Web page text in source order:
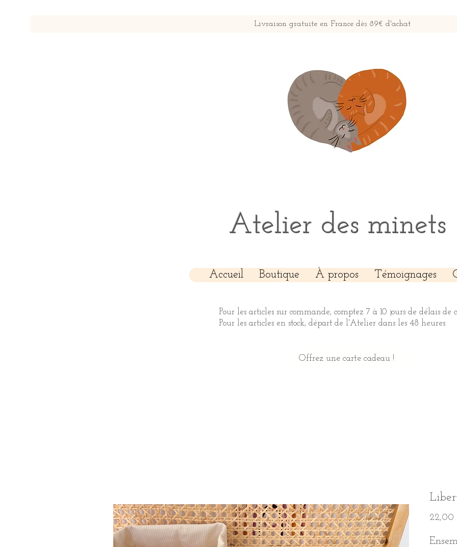
Livraison gratuite en France dès 89€ d'achat
Atelier des minets
Accueil Boutique À propos Témoignages
Pour les articles sur commande, comptez 7 à 10 jours de délais de
Pour les articles en stock, départ de l'Atelier dans les 48 heures
Offrez une carte cadeau !
22,00